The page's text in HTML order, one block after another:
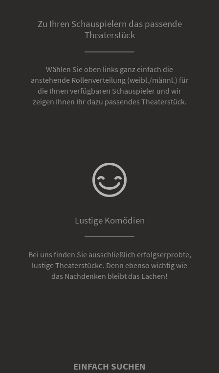
Zu Ihren Schauspielern das passende
Theaterstück
Wählen Sie oben links ganz einfach die
anstehende Rollenverteilung (weibl./männl.) für
die Ihnen verfügbaren Schauspieler und wir
zeigen Ihnen Ihr dazu passendes Theaterstück.
Lustige Komödien
Bei uns finden Sie ausschließlich erfolgserprobte,
lustige Theaterstücke. Denn ebenso wichtig wie
das Nachdenken bleibt das Lachen!
EINFACH SUCHEN